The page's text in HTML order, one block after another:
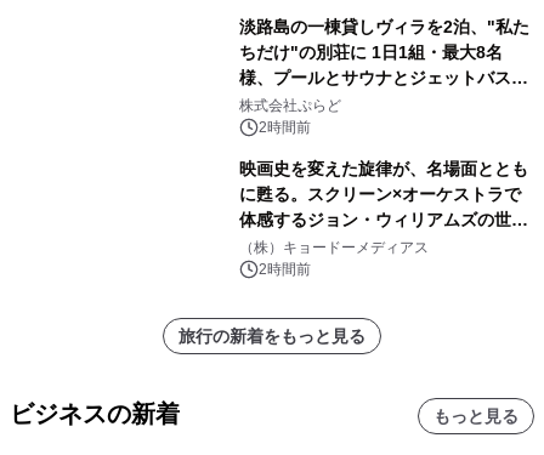
淡路島の一棟貸しヴィラを2泊、"私た
ちだけ"の別荘に 1日1組・最大8名
様、プールとサウナとジェットバス付
きで Villa Mon Temps AWAJIの連泊
素泊りプラン
株式会社ぷらど
2時間前
映画史を変えた旋律が、名場面ととも
に甦る。スクリーン×オーケストラで
体感するジョン・ウィリアムズの世
界。ジョン・ウィリアムズ：シネマ・
スペクタキュラー・コンサート 開催決
（株）キョードーメディアス
2時間前
旅行の新着をもっと見る
ビジネスの新着 もっと見る